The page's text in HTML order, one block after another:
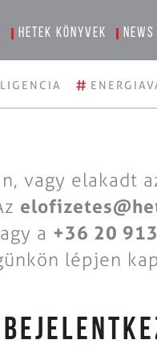
Hetek könyvek News
#
vagy elakadt
a +36 20
lépjen